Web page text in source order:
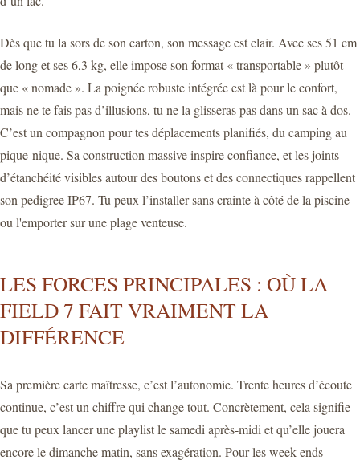
Dès que tu la sors de son carton, son message est clair. Avec ses 51 cm
de long et ses 6,3 kg, elle impose son format « transportable » plutôt
que « nomade ». La poignée robuste intégrée est là pour le confort,
mais ne te fais pas d’illusions, tu ne la glisseras pas dans un sac à dos.
C’est un compagnon pour tes déplacements planifiés, du camping au
pique-nique. Sa construction massive inspire confiance, et les joints
d’étanchéité visibles autour des boutons et des connectiques rappellent
son pedigree IP67. Tu peux l’installer sans crainte à côté de la piscine
ou l'emporter sur une plage venteuse.
LES FORCES PRINCIPALES : OÙ LA
FIELD 7 FAIT VRAIMENT LA
DIFFÉRENCE
Sa première carte maîtresse, c’est l’autonomie. Trente heures d’écoute
continue, c’est un chiffre qui change tout. Concrètement, cela signifie
que tu peux lancer une playlist le samedi après-midi et qu’elle jouera
encore le dimanche matin, sans exagération. Pour les week-ends